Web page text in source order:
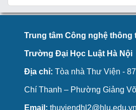
Trung tâm Công nghệ thông
Trường Đại Học Luật Hà Nội
Địa chỉ: Tòa nhà Thư Viện -
Chí Thanh – Phường Giảng
Email: thuviendhl2@hlu.edu.vn